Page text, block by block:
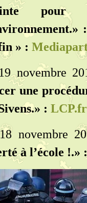
pour
:
» :
novembre
une
: LCP.fr
novembre
à l’école !.» :